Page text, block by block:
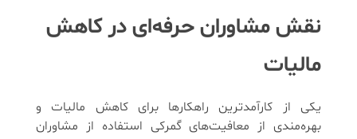
نقش مشاوران حرفه‌ای در کاهش
مالیات
یکی از کارآمدترین راهکارها برای کاهش مالیات و
بهره‌مندی از معافیت‌های گمرکی استفاده از مشاوران